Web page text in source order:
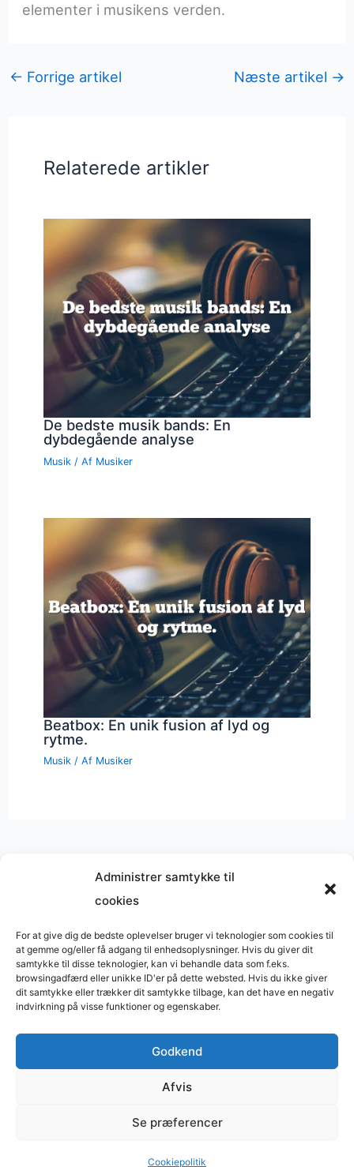
Administrer samtykke til
cookies
For at give dig de bedste oplevelser bruger vi teknologier som cookies til
at gemme og/eller få adgang til enhedsoplysninger. Hvis du giver dit
samtykke til disse teknologier, kan vi behandle data som f.eks.
browsingadfærd eller unikke ID'er på dette websted. Hvis du ikke giver
dit samtykke eller trækker dit samtykke tilbage, kan det have en negativ
indvirkning på visse funktioner og egenskaber.
Godkend
Afvis
Se præferencer
Cookiepolitik
elementer i musikens verden.
← Forrige artikel Næste artikel →
Relaterede artikler
De bedste musik bands: En
dybdegående analyse
Musik / Af Musiker
Beatbox: En unik fusion af lyd og
rytme.
Musik / Af Musiker
Musik på
Copyright © 2026 BasimWorld
Udviklet afWebbureau.dk
Bygget medWordPress
Restaurant
Restauranter
Tømrer